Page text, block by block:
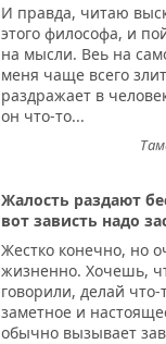
И правда, читаю
этого философа, и
на мысли. Веь на
меня чаще всего
раздражает в
он что-то...
Жалость раздают
вот зависть надо
Жестко конечно, но
жизненно. Хочешь,
говорили, делай что-
заметное и
обычно вызывает